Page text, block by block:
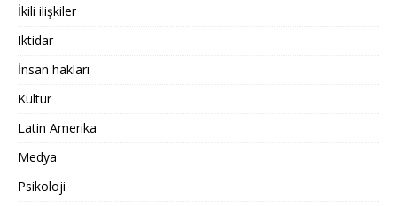
İkili ilişkiler
Iktidar
İnsan hakları
Kültür
Latin Amerika
Medya
Psikoloji